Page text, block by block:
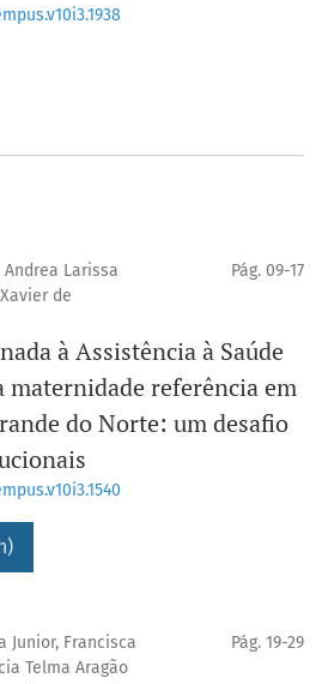
Larissa
de
Pág. 09-17
à Assistência à Saúde
maternidade referência em
do Norte: um desafio
Junior, Francisca
Telma Aragão
Pág. 19-29